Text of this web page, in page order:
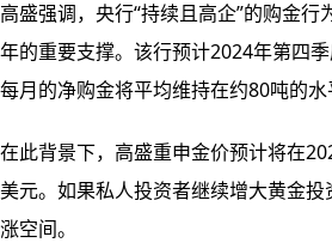
高盛强调，央行“持续且高企”的购金
年的重要支撑。该行预计2024年第四
每月的净购金将平均维持在约80吨的水
在此背景下，高盛重申金价预计将在
美元。如果私人投资者继续增大黄金
涨空间。